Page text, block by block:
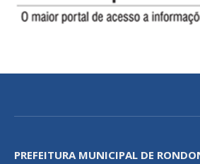
PREFEITURA MUNICIPAL DE